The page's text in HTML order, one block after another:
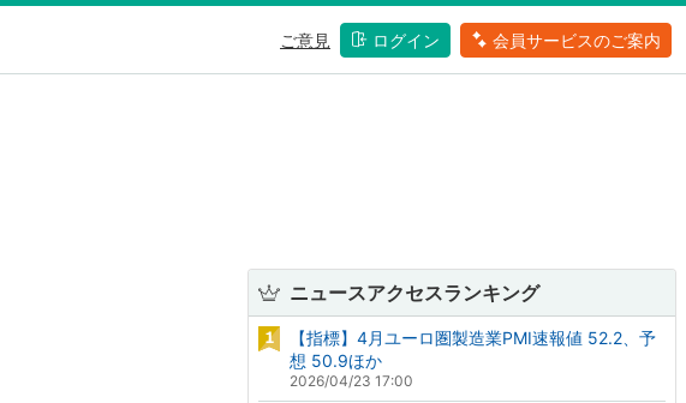
ご意見 ログイン 会員サービスのご案内
ニュースアクセスランキング
【指標】4月ユーロ圏製造業PMI速報値 52.2、予
想 50.9ほか
2026/04/23 17:00